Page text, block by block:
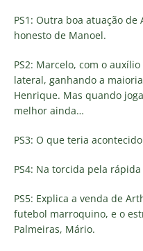
PS1: Outra boa atuação
honesto de Manoel.
PS2: Marcelo, com o
lateral, ganhando a
Henrique. Mas quando
melhor ainda…
PS3: O que teria
PS4: Na torcida pela
PS5: Explica a venda de
futebol marroquino, e o
Palmeiras, Mário.